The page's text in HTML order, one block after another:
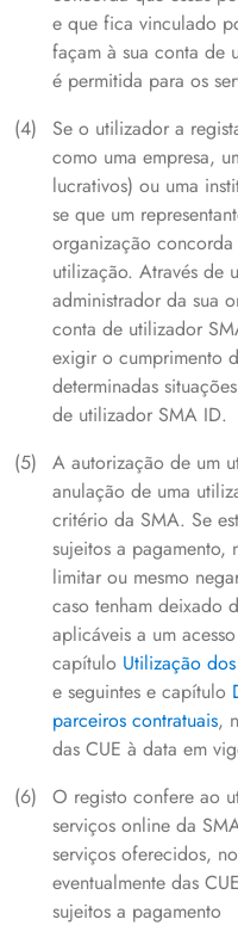
e que fica vinculado
façam à sua conta de
é permitida para os
Se o utilizador a
como uma empresa,
lucrativos) ou uma
se que um
organização
utilização. Através de
administrador da sua
conta de utilizador
exigir o cumprimento
determinadas
de utilizador SMA ID.
A autorização de um
anulação de uma
critério da SMA. Se
sujeitos a pagamento,
limitar ou mesmo
caso tenham deixado
aplicáveis a um
capítulo Utilização
e seguintes e capítulo
parceiros contratuais,
das CUE à data em
O registo confere ao
serviços online da
serviços oferecidos,
eventualmente das
sujeitos a pagamento